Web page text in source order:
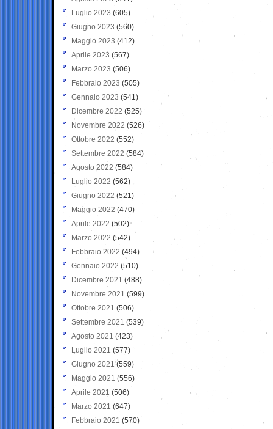
Luglio 2023 (605)
Giugno 2023 (560)
Maggio 2023 (412)
Aprile 2023 (567)
Marzo 2023 (506)
Febbraio 2023 (505)
Gennaio 2023 (541)
Dicembre 2022 (525)
Novembre 2022 (526)
Ottobre 2022 (552)
Settembre 2022 (584)
Agosto 2022 (584)
Luglio 2022 (562)
Giugno 2022 (521)
Maggio 2022 (470)
Aprile 2022 (502)
Marzo 2022 (542)
Febbraio 2022 (494)
Gennaio 2022 (510)
Dicembre 2021 (488)
Novembre 2021 (599)
Ottobre 2021 (506)
Settembre 2021 (539)
Agosto 2021 (423)
Luglio 2021 (577)
Giugno 2021(559)
Maggio 2021 (556)
Aprile 2021 (506)
Marzo 2021 (647)
Febbraio 2021 (570)